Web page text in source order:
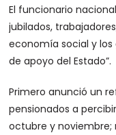
El funcionario
jubilados,
economía social y
de apoyo del Estado”.
Primero anunció un
pensionados a
octubre y noviembre;